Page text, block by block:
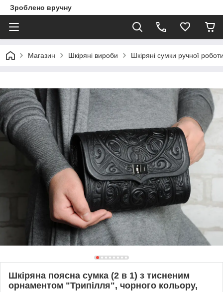
Зроблено вручну
Магазин Шкіряні вироби Шкіряні сумки ручної
Шкіряна поясна сумка (2 в 1) з тисненим
орнаментом "Трипілля", чорного кольору,